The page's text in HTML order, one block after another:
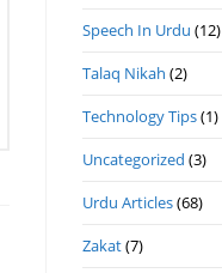
Speech In Urdu (12)
Talaq Nikah (2)
Technology Tips(1)
Uncategorized (3)
Urdu Articles(68)
Zakat(7)